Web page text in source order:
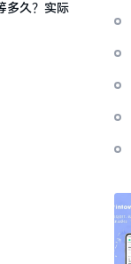
多久？实际